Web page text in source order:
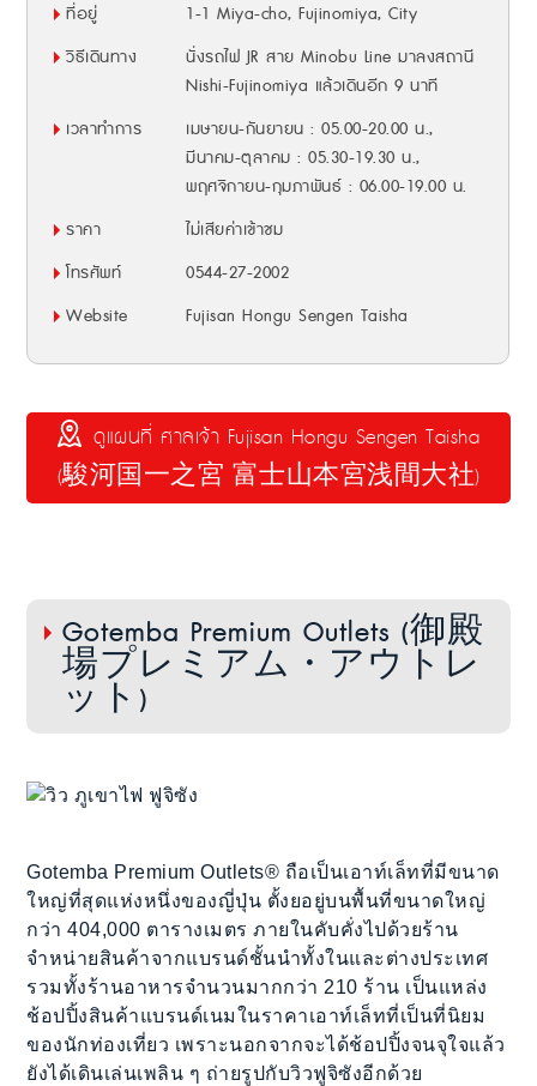
ที่อยู่
1-1 Miya-cho, Fujinomiya, City
วิธีเดินทาง
นั่งรถไฟ JR สาย Minobu Line มาลงสถานี
Nishi-Fujinomiya แล้วเดินอีก 9 นาที
เวลาทำการ
เมษายน-กันยายน : 05.00-20.00 น.,
มีนาคม-ตุลาคม : 05.30-19.30 น.,
พฤศจิกายน-กุมภาพันธ์ : 06.00-19.00 น.
ราคา
ไม่เสียค่าเข้าชม
โทรศัพท์
0544-27-2002
Website
Fujisan Hongu Sengen Taisha
ดูแผนที่ ศาลเจ้า Fujisan Hongu Sengen Taisha
(駿河国一之宮 富士山本宮浅間大社)
Gotemba Premium Outlets (御殿
場プレミアム・アウトレ
ット)
Gotemba Premium Outlets® ถือเป็นเอาท์เล็ทที่มีขนาด
ใหญ่ที่สุดแห่งหนึ่งของญี่ปุ่น ตั้งยอยู่บนพื้นที่ขนาดใหญ่
กว่า 404,000 ตารางเมตร ภายในคับคั่งไปด้วยร้าน
จำหน่ายสินค้าจากแบรนด์ชั้นนำทั้งในและต่างประเทศ
รวมทั้งร้านอาหารจำนวนมากกว่า 210 ร้าน เป็นแหล่ง
ช้อปปิ้งสินค้าแบรนด์เนมในราคาเอาท์เล็ทที่เป็นที่นิยม
ของนักท่องเที่ยว เพราะนอกจากจะได้ช้อปปิ้งจนจุใจแล้ว
ยังได้เดินเล่นเพลิน ๆ ถ่ายรูปกับวิวฟูจิซังอีกด้วย